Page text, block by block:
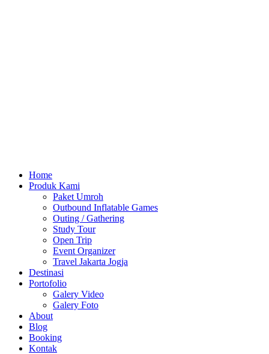
Home
Produk Kami
Paket Umroh
Outbound Inflatable Games
Outing / Gathering
Study Tour
Open Trip
Event Organizer
Travel Jakarta Jogja
Destinasi
Portofolio
Galery Video
Galery Foto
About
Blog
Booking
Kontak